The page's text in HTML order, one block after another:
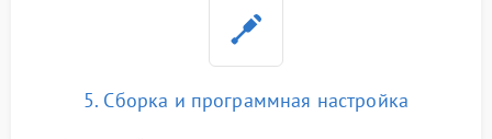
5. Сборка и программная настройка